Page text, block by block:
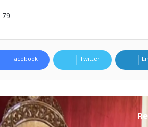
79
Facebook Twitter